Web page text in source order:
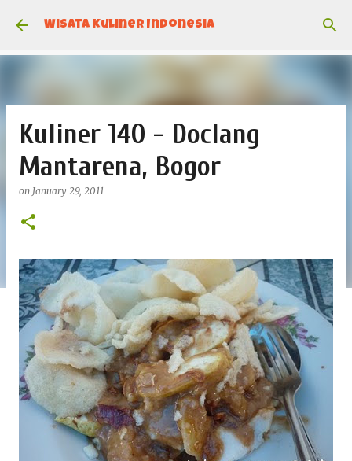
Skip to main content
Wisata Kuliner Indonesia
Kuliner 140 - Doclang
Mantarena, Bogor
on January 29, 2011